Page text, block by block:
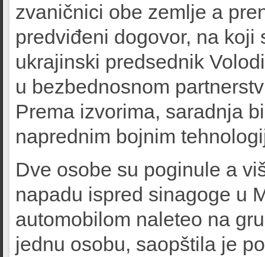
zvaničnici obe zemlje a
predviđeni dogovor, na
ukrajinski predsednik
u bezbednosnom
Prema izvorima, saradnja
naprednim bojnim
Dve osobe su poginule a
napadu ispred sinagoge u
automobilom naleteo na
jednu osobu, saopštila je